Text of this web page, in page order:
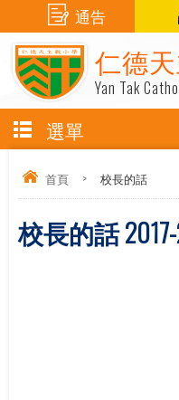
仁德
Yan Tak
通告
選單
首頁 > 校長的話
校長的話